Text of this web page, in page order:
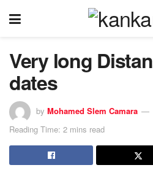
Very long
dates
by Mohamed Slem Camara
Reading Time: 2 mins read